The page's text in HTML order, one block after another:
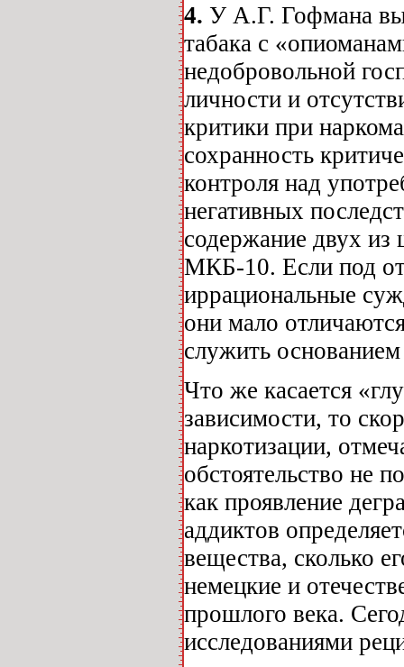
4. У А.Г. Гофмана
табака с
недобровольной
личности и
критики при
сохранность
контроля над
негативных
содержание двух из
МКБ-10. Если под
иррациональные
они мало
служить
Что же касается
зависимости, то
наркотизации,
обстоятельство не
как проявление
аддиктов
вещества, сколько
немецкие и
прошлого века.
исследованиями